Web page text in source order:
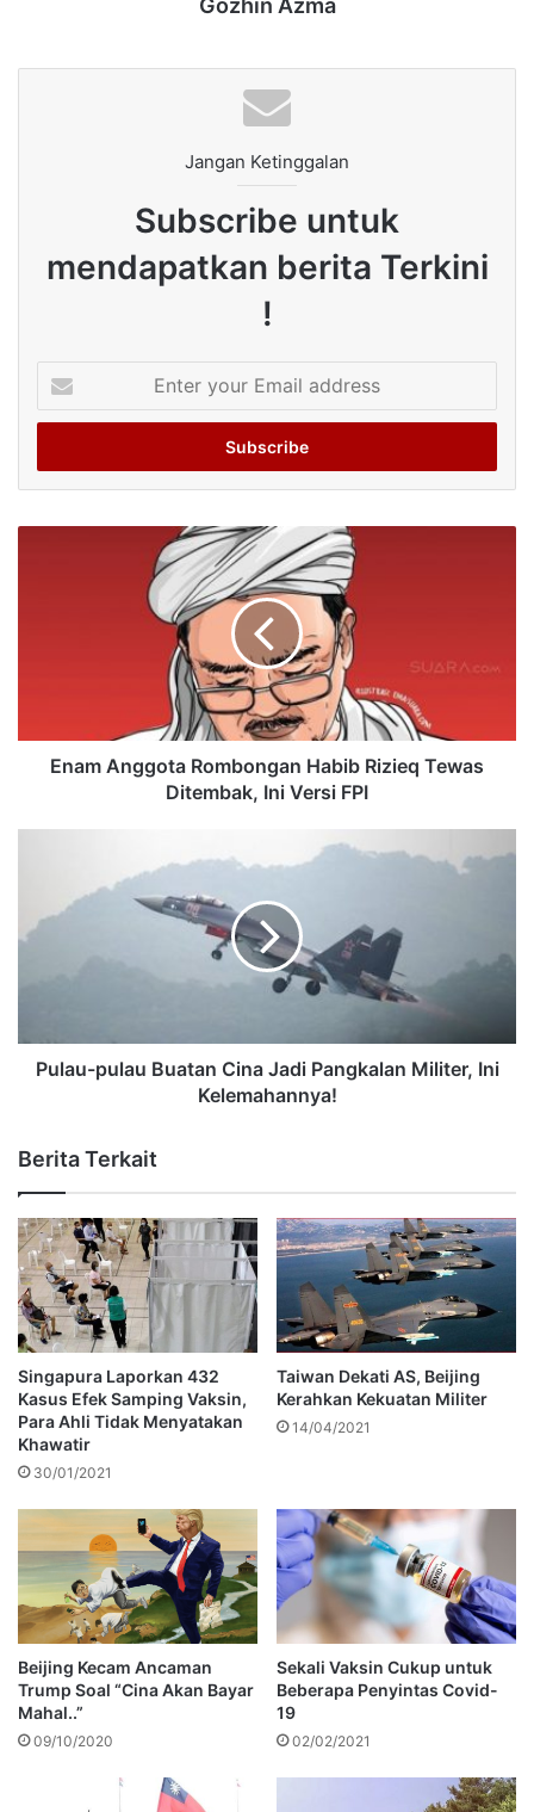
Jangan Ketinggalan
Subscribe untuk
mendapatkan berita Terkini
!
your
Email
Enam Anggota Rombongan Habib Rizieq Tewas
Ditembak, Ini Versi FPI
Pulau-pulau Buatan Cina Jadi Pangkalan Militer, Ini
Kelemahannya!
Berita Terkait
Singapura Laporkan 432
Kasus Efek Samping Vaksin,
Para Ahli Tidak Menyatakan
Khawatir
30/01/2021
Taiwan Dekati AS, Beijing
Kerahkan Kekuatan Militer
14/04/2021
Beijing Kecam Ancaman
Trump Soal “Cina Akan Bayar
Mahal..”
09/10/2020
Sekali Vaksin Cukup untuk
Beberapa Penyintas Covid-
19
02/02/2021